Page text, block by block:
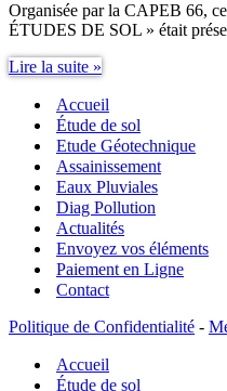
Organisée par la CAPEB 66,
ÉTUDES DE SOL » était
Lire la suite »
de
Sol,
CAPEB
66
SAE
Accueil
Étude de sol
Etude Géotechnique
Assainissement
Eaux Pluviales
Diag Pollution
Actualités
Envoyez vos éléments
Paiement en Ligne
Contact
Politique de Confidentialité -
Accueil
Étude de sol